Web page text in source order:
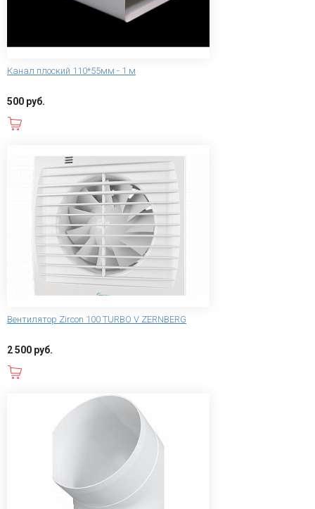
Канал плоский 110*55мм - 1 м
500 руб.
Вентилятор Zircon 100 TURBO V ZERNBERG
2 500 руб.